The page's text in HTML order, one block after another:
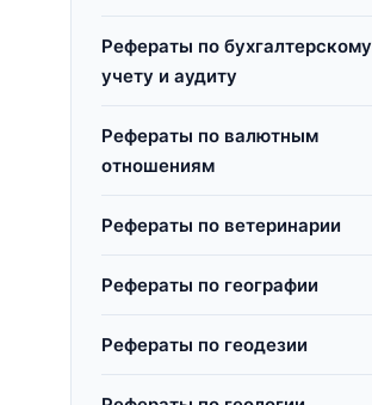
Рефераты по бухгалтерскому
учету и аудиту
Рефераты по валютным
отношениям
Рефераты по ветеринарии
Рефераты по географии
Рефераты по геодезии